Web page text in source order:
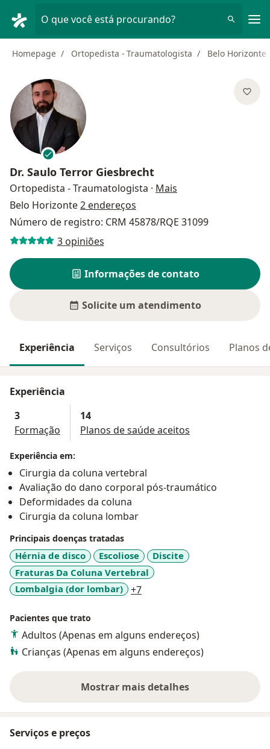
O que você está procurando?
Homepage Ortopedista - Traumatologista Belo Horizonte
Dr. Saulo Terror Giesbrecht
Ortopedista - Traumatologista · Mais
Belo Horizonte2 endereços
Número de registro: CRM 45878/RQE 31099
3 opiniões
Informações de contato
Solicite um atendimento
Experiência Serviços Consultórios Planos
Experiência
3
Formação
14
Planos de saúde aceitos
Experiência em:
Cirurgia da coluna vertebral
Avaliação do dano corporal pós-traumático
Deformidades da coluna
Cirurgia da coluna lombar
Principais doenças tratadas
Hérnia de disco Escoliose
Discite
Fraturas Da Coluna Vertebral
Lombalgia (dor lombar)
+7a11y_sr_more_diseases
Pacientes que trato
Adultos (Apenas em alguns endereços)
Crianças (Apenas em alguns endereços)
Mostrar mais detalhes
sobre a experiência
Serviços e preços